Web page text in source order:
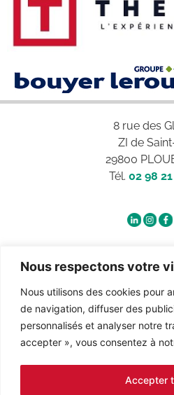
Nous respectons votre
Nous utilisons des cookies pour
de navigation, diffuser des
personnalisés et analyser notre
accepter », vous consentez à
Accepter
8 rue des
ZI de
29800
Tél. 02 98
Qui